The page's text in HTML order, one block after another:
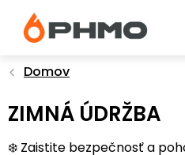
obsah
Domov
ZIMNÁ ÚDRŽBA
❄️ Zaistite bezpečnosť a